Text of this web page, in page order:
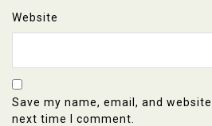
Website
Save my name, email, and
next time I comment.